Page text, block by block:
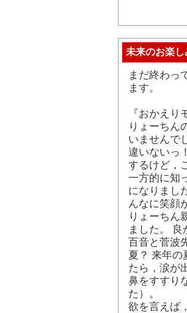
未来のお楽し
まだ終わっ
ます。
『おかえり
りょーちん
いませんで
違いないっ
するけど，
一方的に知
になりまし
んなに笑顔
りょーちん
ました。
百音と菅波
夏？ 来年
たら，涙が
鼻をすすり
た）。
欲を言えば